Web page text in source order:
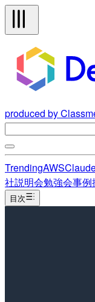
produced by
TrendingAWS
社説明会勉強会事例
目次